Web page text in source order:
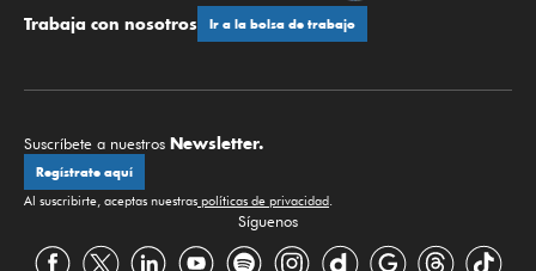
Trabaja con nosotros Ir a la bolsa de trabajo
Suscríbete a nuestros Newsletter.
Regístrate aquí
Al suscribirte, aceptas nuestras políticas de privacidad
Síguenos